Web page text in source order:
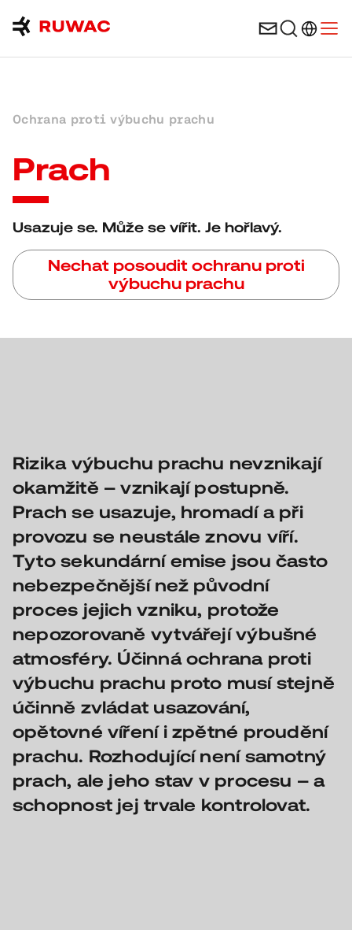
Výběr
Ochrana proti výbuchu prachu
Prach
Usazuje se. Může se vířit. Je hořlavý.
Nechat posoudit ochranu proti
výbuchu prachu
Rizika výbuchu prachu nevznikají
okamžitě – vznikají postupně.
Prach se usazuje, hromadí a při
provozu se neustále znovu víří.
Tyto sekundární emise jsou často
nebezpečnější než původní
proces jejich vzniku, protože
nepozorovaně vytvářejí výbušné
atmosféry. Účinná ochrana proti
výbuchu prachu proto musí stejně
účinně zvládat usazování,
opětovné víření i zpětné proudění
prachu. Rozhodující není samotný
prach, ale jeho stav v procesu – a
schopnost jej trvale kontrolovat.